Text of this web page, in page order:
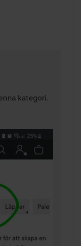
kategori.